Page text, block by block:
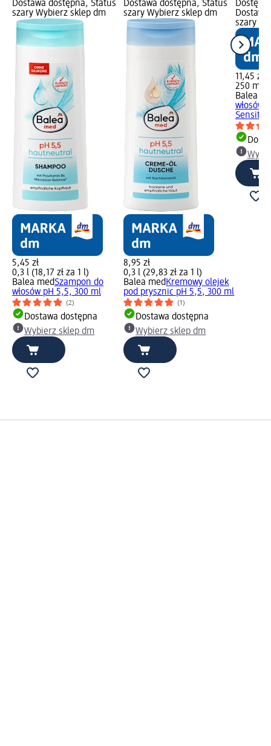
Dostawa dostępna, Status
szary Wybierz sklep dm
5,45 zł
0,3 l (18,17 zł za 1 l)
Balea medSzampon do
włosów pH 5,5, 300 ml
(2)
Dostawa dostępna
Wybierz sklep dm
Dostawa dostępna, Status
szary Wybierz sklep dm
8,95 zł
0,3 l (29,83 zł za 1 l)
Balea medKremowy olejek
pod prysznic pH 5,5, 300 ml
(1)
Dostawa dostępna
Wybierz sklep dm
szary
11,45 zł
250 ml
Balea
włosów